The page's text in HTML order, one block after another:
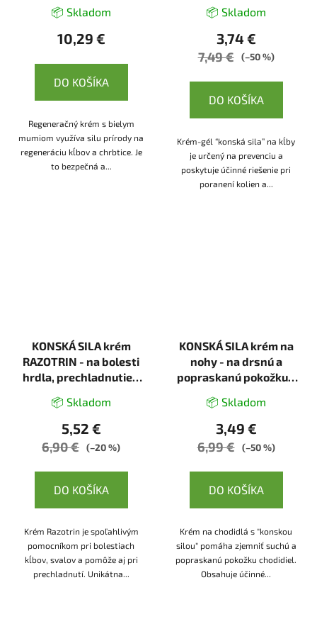
📦 Skladom
10,29 €
DO KOŠÍKA
Regeneračný krém s bielym
mumiom využíva silu prírody na
regeneráciu kĺbov a chrbtice. Je
to bezpečná a...
📦 Skladom
3,74 €
7,49 € (–50 %)
DO KOŠÍKA
Krém-gél “konská sila” na kĺby
je určený na prevenciu a
poskytuje účinné riešenie pri
poranení kolien a...
KONSKÁ SILA krém
RAZOTRIN - na bolesti
hrdla, prechladnutie -
📦 Skladom
5,52 €
6,90 € (–20 %)
DO KOŠÍKA
Krém Razotrin je spoľahlivým
pomocníkom pri bolestiach
kĺbov, svalov a pomôže aj pri
prechladnutí. Unikátna...
KONSKÁ SILA krém na
nohy - na drsnú a
popraskanú pokožku -
📦 Skladom
3,49 €
6,99 € (–50 %)
DO KOŠÍKA
Krém na chodidlá s "konskou
silou" pomáha zjemniť suchú a
popraskanú pokožku chodidiel.
Obsahuje účinné...